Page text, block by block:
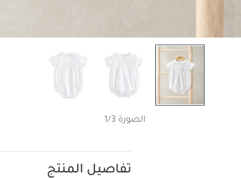
الصورة 1/3
تفاصيل المنتج